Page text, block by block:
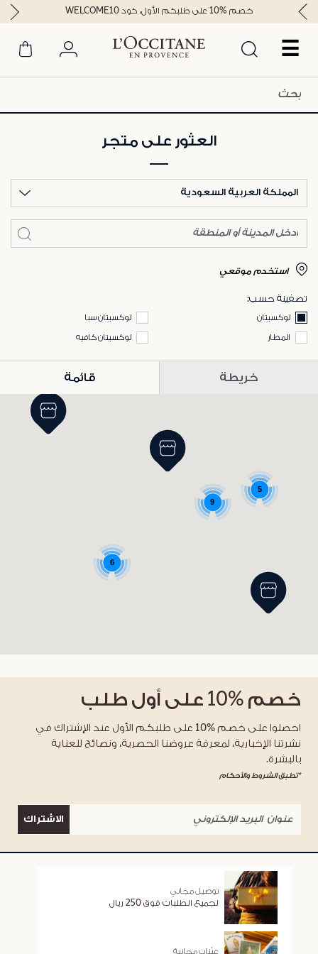
☰
خصم %10 على طلبكم الأول، كود WELCOME10
العثور على متجر
المملكة العربية السعودية
استخدم موقعي
تصفينة حسب:
لوكسيتان لوكسيتان سبا
المطار لوكسيتان كافيه
خريطة قائمة
9
5
6
خصم %10 على أول طلب
احصلوا على خصم %10 على طلبكم الأول عند الإشتراك في
نشرتنا الإخبارية، لمعرفة عروضنا الحصرية، ونصائح للعناية
بالبشرة.
*تطبق الشروط والأحكام
الاشتراك
توصيل مجاني
لجميع الطلبات فوق 250 ريال
عيّنات مجانية